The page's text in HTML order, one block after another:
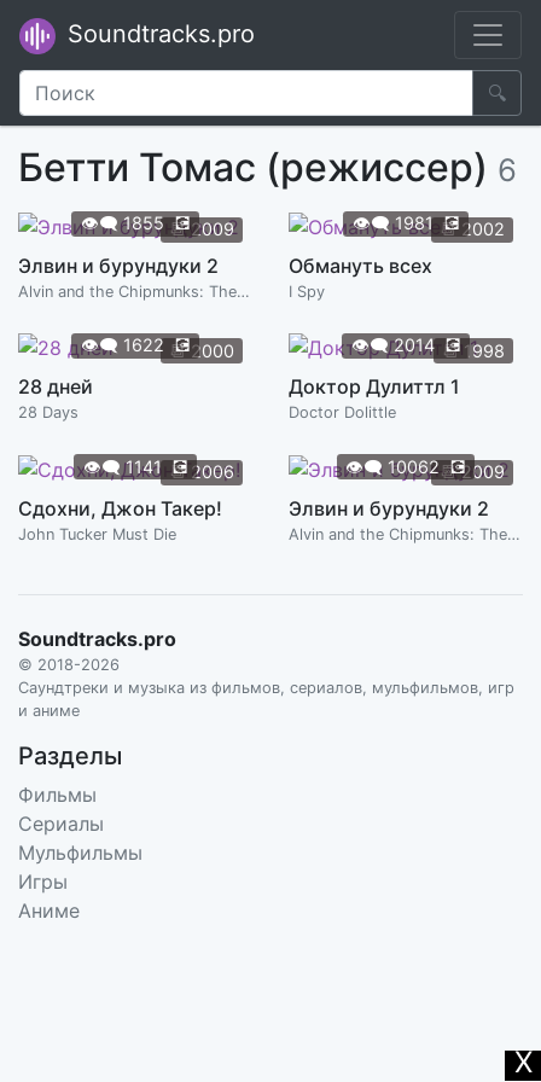
Soundtracks.pro
🔍
Бетти Томас (режиссер) 6
📆2009
👁️‍🗨️1855 💽
Элвин и бурундуки 2
Alvin and the Chipmunks: The Squeakquel
📆2002
👁️‍🗨️1981 💽
Обмануть всех
I Spy
📆2000
👁️‍🗨️ 1622 💽
28 дней
28 Days
📆1998
👁️‍🗨️2014 💽
Доктор Дулиттл 1
Doctor Dolittle
📆2006
👁️‍🗨️1141 💽
Сдохни, Джон Такер!
John Tucker Must Die
📆2009
👁️‍🗨️ 10062 💽
Элвин и бурундуки 2
Alvin and the Chipmunks: The Squeakquel
Soundtracks.pro
© 2018-2026
Саундтреки и музыка из фильмов, сериалов, мульфильмов, игр
и аниме
Разделы
Фильмы
Сериалы
Мульфильмы
Игры
Аниме
X